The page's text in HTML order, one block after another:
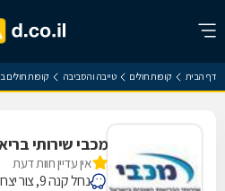
דף הבית קופות חולים טייבה והסביבה קופות חולים
מכבי שירותי
אין עדיין חוות דעת
נחל קנה 9, צור יצחק